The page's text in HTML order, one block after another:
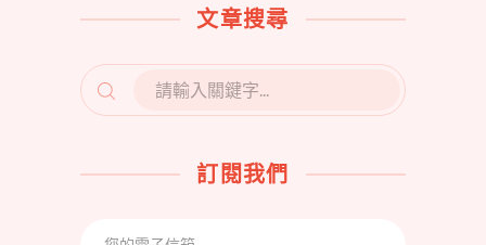
文章搜尋
SEARCH
FOR:
訂閱我們